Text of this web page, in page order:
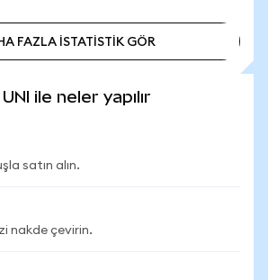
FAZLA İSTATİSTİK GÖR
ile neler yapılır
satın alın.
nakde çevirin.